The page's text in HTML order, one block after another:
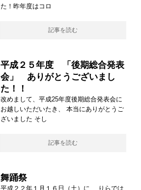
た！昨年度はコロ
記事を読む
平成２５年度 「後期総合発表
会」 ありがとうございまし
た！！
改めまして、平成25年度後期総合発表会に
お越しいただいたき、 本当にありがとうご
ざいました そし
記事を読む
舞踊祭
平成２２年１月１６日（土）に、 りらでは